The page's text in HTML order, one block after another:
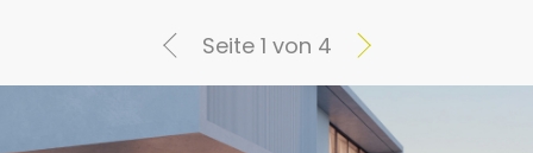
Seite 1 von 4